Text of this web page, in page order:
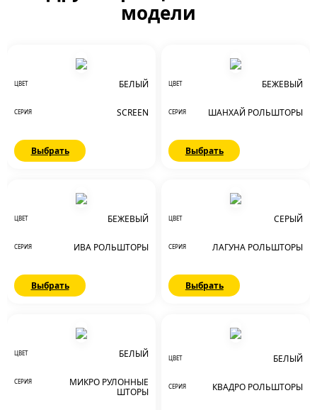
модели
ЦВЕТ БЕЛЫЙ
СЕРИЯ SCREEN
Выбрать
ЦВЕТ БЕЖЕВЫЙ
СЕРИЯ ШАНХАЙ РОЛЬШТОРЫ
Выбрать
ЦВЕТ БЕЖЕВЫЙ
СЕРИЯ ИВА РОЛЬШТОРЫ
Выбрать
ЦВЕТ СЕРЫЙ
СЕРИЯ ЛАГУНА РОЛЬШТОРЫ
Выбрать
ЦВЕТ БЕЛЫЙ
СЕРИЯ
МИКРО РУЛОННЫЕ
ШТОРЫ
ЦВЕТ БЕЛЫЙ
СЕРИЯ КВАДРО РОЛЬШТОРЫ